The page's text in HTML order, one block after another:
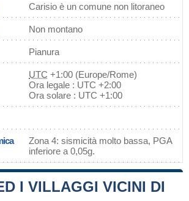
Carisio è un comune non litoraneo
Non montano
Pianura
UTC +1:00 (Europe/Rome)
Ora legale : UTC +2:00
Ora solare : UTC +1:00
Zona 4: sismicità molto bassa, PGA
inferiore a 0,05g.
I VILLAGGI VICINI DI